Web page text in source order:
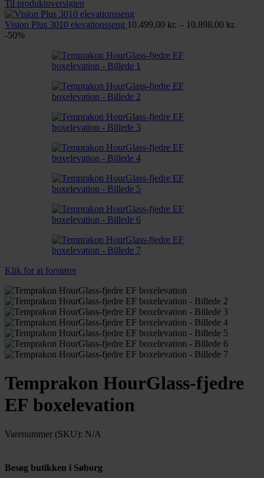
Til produktoversigten
Vision Plus 3010 elevationsseng 10.499,00 kr. – 10.898,00 kr.
-50%
Klik for at forstørre
Temprakon HourGlass-fjedre
EF boxelevation
Varenummer (SKU): N/A
Besøg butikken i Søborg